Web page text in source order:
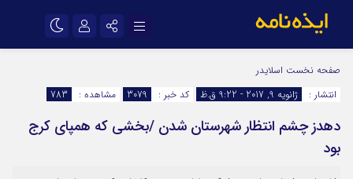
اینستاگرام
سروش
ایتا
آپارات
اپلیکیشن رمز عبور
صفحه نخست اسلایدر
انتشار :
ژانویه 9, 2017 - 9:22 ق.ظ کد خبر : 3079 مشاهده : 783
دهدز چشم انتظار شهرستان شدن /بخشی که همپای کرج
بود